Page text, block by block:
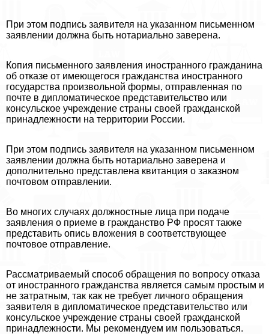
При этом подпись заявителя на указанном письменном
заявлении должна быть нотариально заверена.
Копия письменного заявления иностранного гражданина
об отказе от имеющегося гражданства иностранного
государства произвольной формы, отправленная по
почте в дипломатическое представительство или
консульское учреждение страны своей гражданской
принадлежности на территории России.
При этом подпись заявителя на указанном письменном
заявлении должна быть нотариально заверена и
дополнительно представлена квитанция о заказном
почтовом отправлении.
Во многих случаях должностные лица при подаче
заявления о приеме в гражданство РФ просят также
представить опись вложения в соответствующее
почтовое отправление.
Рассматриваемый способ обращения по вопросу отказа
от иностранного гражданства является самым простым и
не затратным, так как не требует личного обращения
заявителя в дипломатическое представительство или
консульское учреждение страны своей гражданской
принадлежности. Мы рекомендуем им пользоваться.